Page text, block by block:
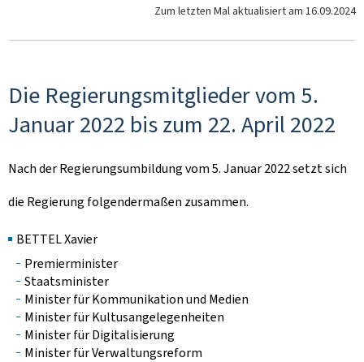
Zum letzten Mal aktualisiert am 16.09.2024
Die Regierungsmitglieder vom 5.
Januar 2022 bis zum 22. April 2022
Nach der Regierungsumbildung vom 5. Januar 2022 setzt sich
die Regierung folgendermaßen zusammen.
BETTEL Xavier
Premierminister
Staatsminister
Minister für Kommunikation und Medien
Minister für Kultusangelegenheiten
Minister für Digitalisierung
Minister für Verwaltungsreform